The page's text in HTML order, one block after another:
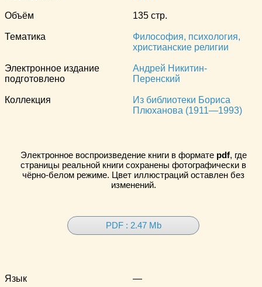
Объём 135 стр.
Тематика
Философия, психология,
христианские религии
Электронное издание
подготовлено
Андрей Никитин-
Перенский
Коллекция
Из библиотеки Бориса
Плюханова (1911—1993)
Электронное воспроизведение книги в формате pdf, где
страницы реальной книги сохранены фотографически в
чёрно-белом режиме. Цвет иллюстраций оставлен без
изменений.
PDF : 2.47 Mb
Язык —